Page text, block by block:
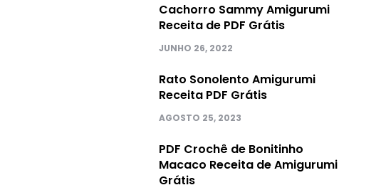
Cachorro Sammy Amigurumi
Receita de PDF Grátis
JUNHO 26, 2022
Rato Sonolento Amigurumi
Receita PDF Grátis
AGOSTO 25, 2023
PDF Crochê de Bonitinho
Macaco Receita de Amigurumi
Grátis